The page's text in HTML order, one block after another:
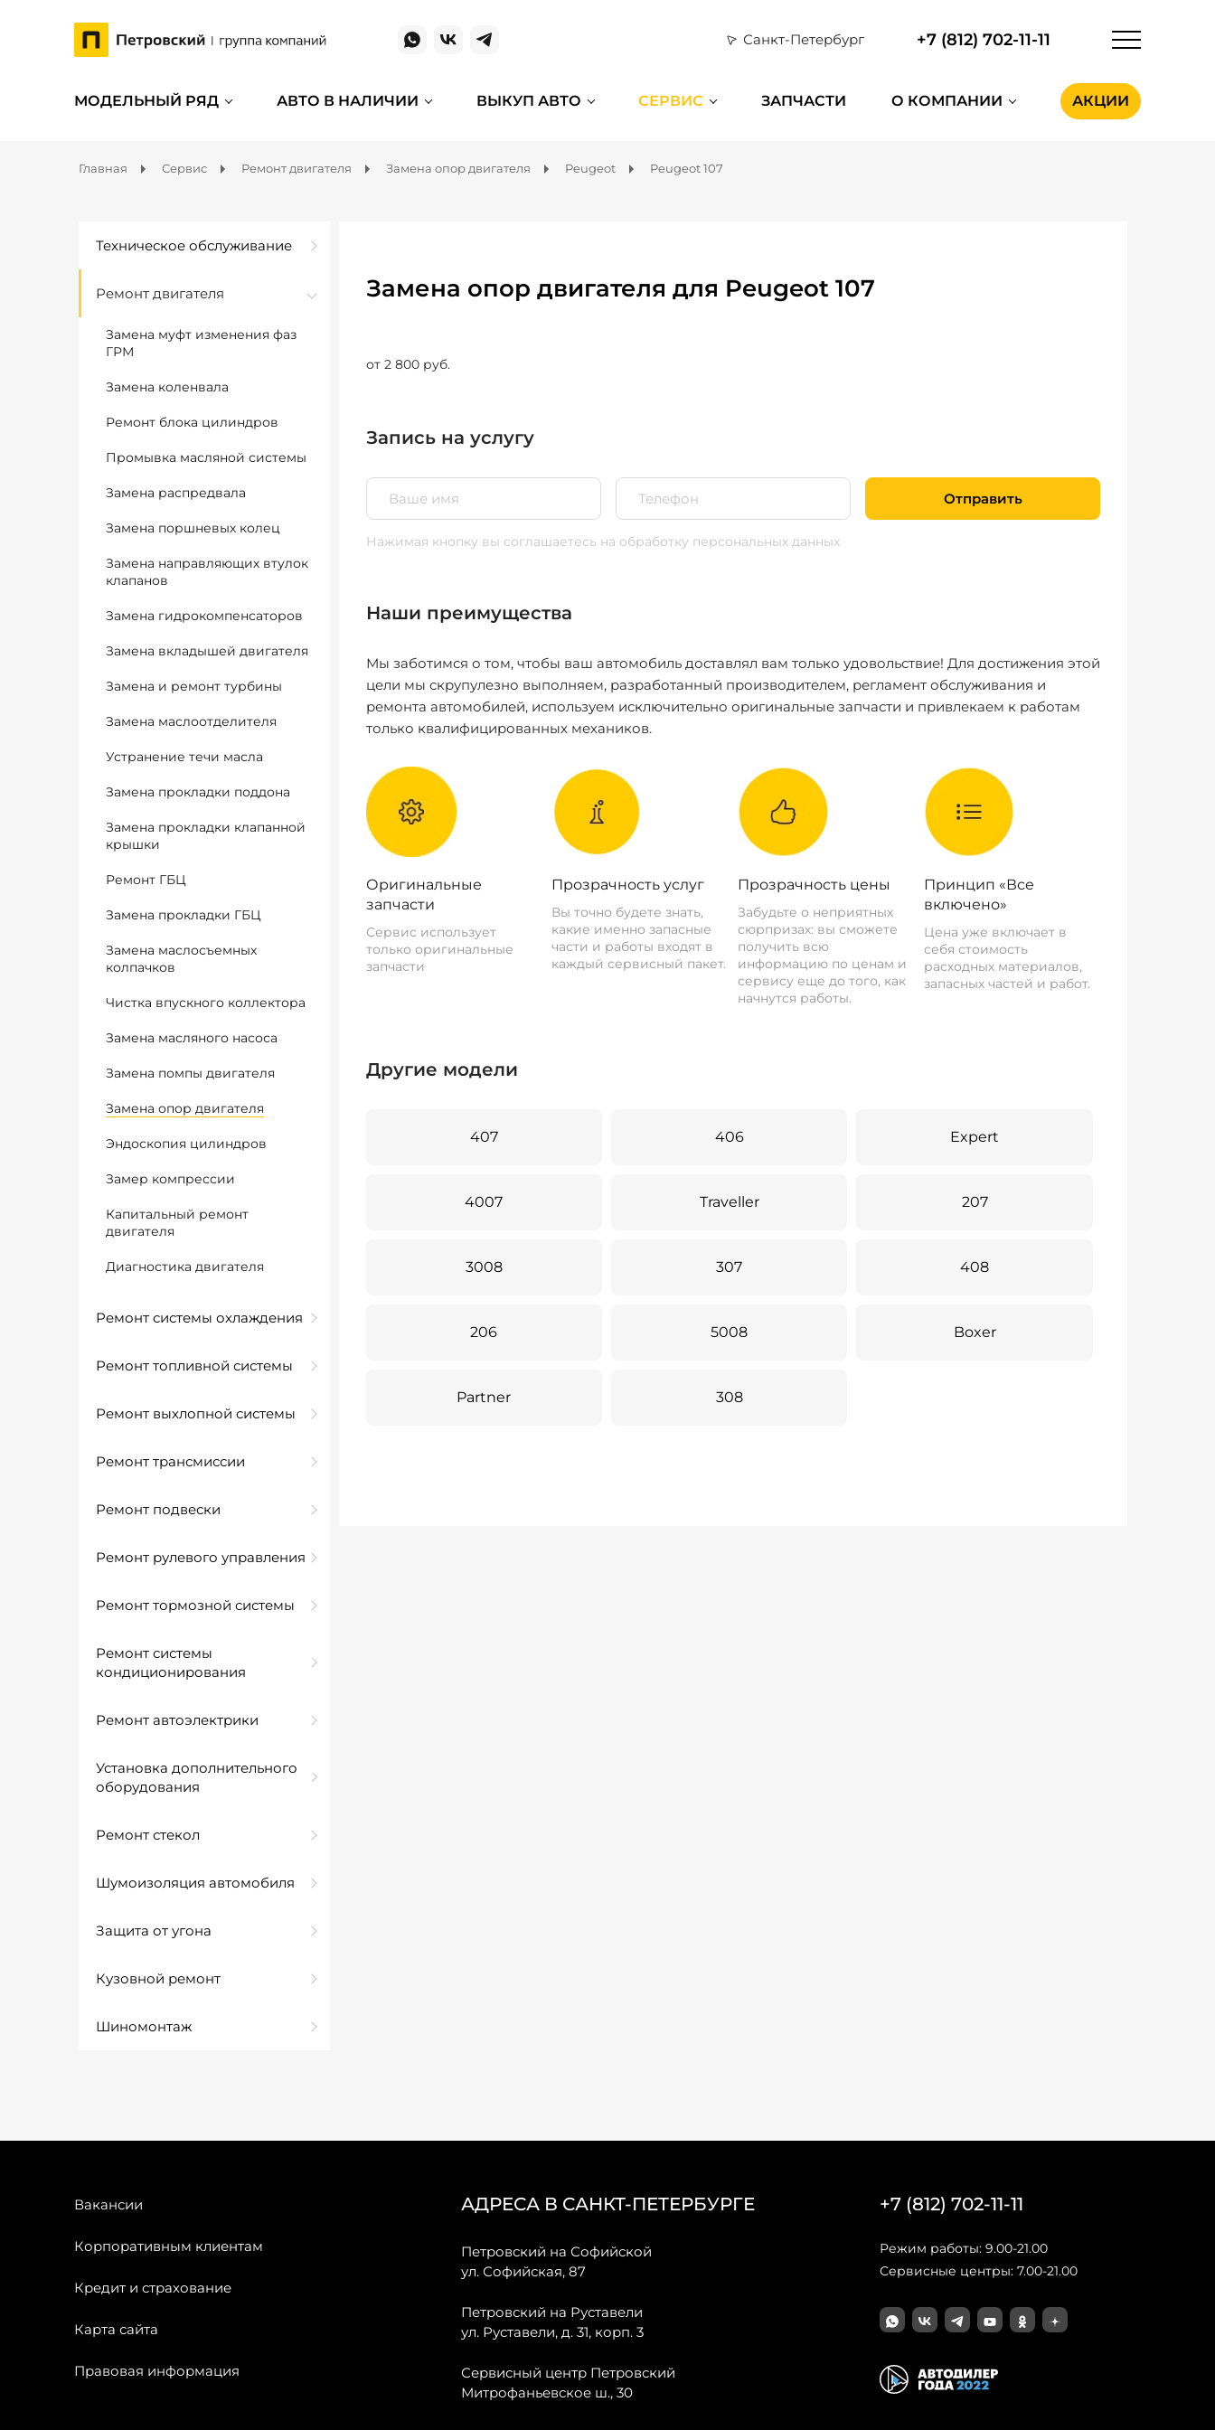
Санкт-Петербург +7 (812) 702-11-11
МОДЕЛЬНЫЙ РЯД АВТО В НАЛИЧИИ ВЫКУП АВТО СЕРВИС ЗАПЧАСТИ О КОМПАНИИ АКЦИИ
Главная Сервис Ремонт двигателя Замена опор двигателя Peugeot Peugeot 107
Техническое обслуживание
Ремонт двигателя
Замена муфт изменения фаз
ГРМ
Замена коленвала
Ремонт блока цилиндров
Промывка масляной системы
Замена распредвала
Замена поршневых колец
Замена направляющих втулок
клапанов
Замена гидрокомпенсаторов
Замена вкладышей двигателя
Замена и ремонт турбины
Замена маслоотделителя
Устранение течи масла
Замена прокладки поддона
Замена прокладки клапанной
крышки
Ремонт ГБЦ
Замена прокладки ГБЦ
Замена маслосъемных
колпачков
Чистка впускного коллектора
Замена масляного насоса
Замена помпы двигателя
Замена опор двигателя
Эндоскопия цилиндров
Замер компрессии
Капитальный ремонт
двигателя
Диагностика двигателя
Ремонт системы охлаждения
Ремонт топливной системы
Ремонт выхлопной системы
Ремонт трансмиссии
Ремонт подвески
Ремонт рулевого управления
Ремонт тормозной системы
Ремонт системы
кондиционирования
Ремонт автоэлектрики
Установка дополнительного
оборудования
Ремонт стекол
Шумоизоляция автомобиля
Защита от угона
Кузовной ремонт
Шиномонтаж
Замена опор двигателя для Peugeot 107
от 2 800 руб.
Запись на услугу
Отправить
Нажимая кнопку вы соглашаетесь на обработку персональных данных
Наши преимущества
Мы заботимся о том, чтобы ваш автомобиль доставлял вам только удовольствие! Для достижения этой
цели мы скрупулезно выполняем, разработанный производителем, регламент обслуживания и
ремонта автомобилей, используем исключительно оригинальные запчасти и привлекаем к работам
только квалифицированных механиков.
Оригинальные
запчасти
Сервис использует
только оригинальные
запчасти
Прозрачность услуг
Вы точно будете знать,
какие именно запасные
части и работы входят в
каждый сервисный пакет.
Прозрачность цены
Забудьте о неприятных
сюрпризах: вы сможете
получить всю
информацию по ценам и
сервису еще до того, как
начнутся работы.
Принцип «Все
включено»
Цена уже включает в
себя стоимость
расходных материалов,
запасных частей и работ.
Другие модели
407 406 Expert
4007 Traveller 207
3008 307 408
206 5008 Boxer
Partner 308
Вакансии
Корпоративным клиентам
Кредит и страхование
Карта сайта
Правовая информация
АДРЕСА В САНКТ-ПЕТЕРБУРГЕ
Петровский на Софийской
ул. Софийская, 87
Петровский на Руставели
ул. Руставели, д. 31, корп. 3
Сервисный центр Петровский
Митрофаньевское ш., 30
+7 (812) 702-11-11
Режим работы: 9.00-21.00
Сервисные центры: 7.00-21.00